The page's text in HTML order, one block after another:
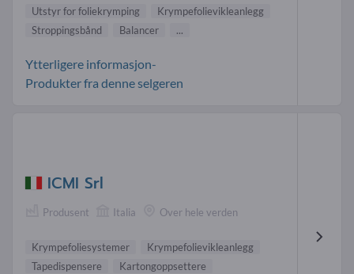
Utstyr for foliekrymping
Krympefolievikleanlegg
Stroppingsbånd
Balancer ...
Ytterligere informasjon-
Produkter fra denne selgeren
ICMI Srl
Produsent Italia Over hele verden
Krympefoliesystemer
Krympefolievikleanlegg
Tapedispensere
Kartongoppsettere